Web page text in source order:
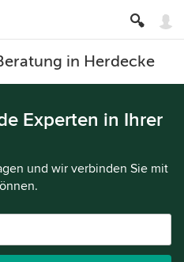
in Herdecke
Experten in Ihrer
und wir verbinden Sie mit